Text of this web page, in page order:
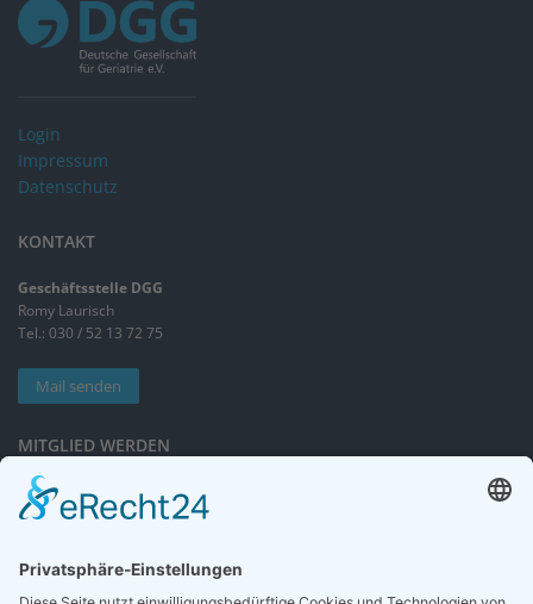
Login
Impressum
Datenschutz
KONTAKT
Geschäftsstelle DGG
Romy Laurisch
Tel.: 030 / 52 13 72 75
Mail senden
MITGLIED WERDEN
Sieben gute Gründe
für Ihre Mitgliedschaft